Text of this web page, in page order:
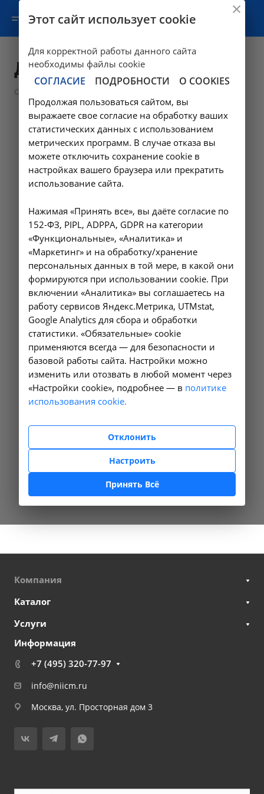
Документы
О клинике
Компания
Каталог
Услуги
Информация
+7 (495) 320-77-97
info@niicm.ru
Москва, ул. Просторная дом 3
Этот сайт использует cookie
Для корректной работы данного сайта
необходимы файлы cookie
СОГЛАСИЕ ПОДРОБНОСТИ О COOKIES
Продолжая пользоваться сайтом, вы
выражаете свое согласие на обработку ваших
статистических данных с использованием
метрических программ. В случае отказа вы
можете отключить сохранение cookie в
настройках вашего браузера или прекратить
использование сайта.
Нажимая «Принять все», вы даёте согласие по
152-ФЗ, PIPL, ADPPA, GDPR на категории
«Функциональные», «Аналитика» и
«Маркетинг» и на обработку/хранение
персональных данных в той мере, в какой они
формируются при использовании cookie. При
включении «Аналитика» вы соглашаетесь на
работу сервисов Яндекс.Метрика, UTMstat,
Google Analytics для сбора и обработки
статистики. «Обязательные» cookie
применяются всегда — для безопасности и
базовой работы сайта. Настройки можно
изменить или отозвать в любой момент через
«Настройки cookie», подробнее — в политике
использования cookie.
Отклонить
Настроить
Принять Всё